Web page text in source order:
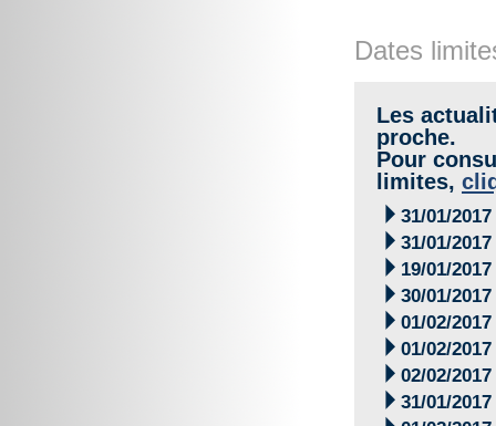
Dates
Les
proche.
Pour
limites,
 31/01/2017
 31/01/2017
 19/01/2017
 30/01/2017
 01/02/2017
 01/02/2017
 02/02/2017
 31/01/2017